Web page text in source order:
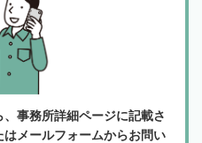
事務所詳細ページに記載さ
メールフォームからお問い